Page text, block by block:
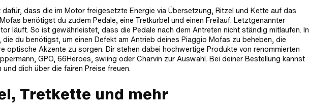
dass die im Motor freigesetzte Energie via Übersetzung, Ritzel und Kette auf das
benötigst du zudem Pedale, eine Tretkurbel und einen Freilauf. Letztgenannter
läuft. So ist gewährleistet, dass die Pedale nach dem Antreten nicht ständig mitlaufen. In
du benötigst, um einen Defekt am Antrieb deines Piaggio Mofas zu beheben, die
optische Akzente zu sorgen. Dir stehen dabei hochwertige Produkte von renommierten
GPO, 66Heroes, swiing oder Charvin zur Auswahl. Bei deiner Bestellung kannst
dich über die fairen Preise freuen.
Tretkette und mehr